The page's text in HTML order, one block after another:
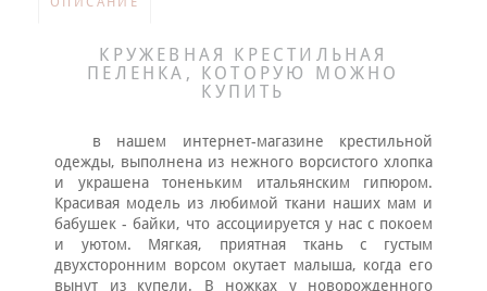
КРУЖЕВНАЯ КРЕСТИЛЬНАЯ
ПЕЛЕНКА, КОТОРУЮ МОЖНО
КУПИТЬ
в нашем интернет-магазине крестильной
одежды, выполнена из нежного ворсистого хлопка
и украшена тоненьким итальянским гипюром.
Красивая модель из любимой ткани наших мам и
бабушек - байки, что ассоциируется у нас с покоем
и уютом. Мягкая, приятная ткань с густым
двухсторонним ворсом окутает малыша, когда его
вынут из купели. В ножках у новорожденного